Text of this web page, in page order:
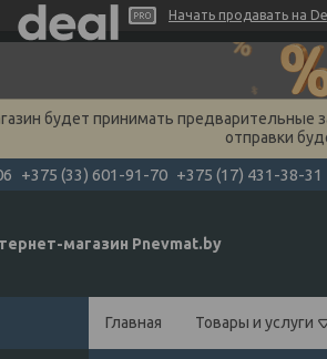
Начать продавать на
будет принимать предварительные
отправки
+375 (33) 601-91-70 +375 (17) 431-38-31
магазин Pnevmat.by
Главная Товары и услуги